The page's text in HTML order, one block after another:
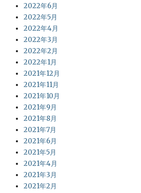
2022年6月
2022年5月
2022年4月
2022年3月
2022年2月
2022年1月
2021年12月
2021年11月
2021年10月
2021年9月
2021年8月
2021年7月
2021年6月
2021年5月
2021年4月
2021年3月
2021年2月